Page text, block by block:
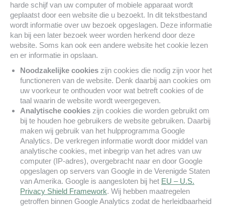
harde schijf van uw computer of mobiele apparaat wordt
geplaatst door een website die u bezoekt. In dit tekstbestand
wordt informatie over uw bezoek opgeslagen. Deze informatie
kan bij een later bezoek weer worden herkend door deze
website. Soms kan ook een andere website het cookie lezen
en er informatie in opslaan.
Noodzakelijke cookies zijn cookies die nodig zijn voor het
functioneren van de website. Denk daarbij aan cookies om
uw voorkeur te onthouden voor wat betreft cookies of de
taal waarin de website wordt weergegeven.
Analytische cookies zijn cookies die worden gebruikt om
bij te houden hoe gebruikers de website gebruiken. Daarbij
maken wij gebruik van het hulpprogramma Google
Analytics. De verkregen informatie wordt door middel van
analytische cookies, met inbegrip van het adres van uw
computer (IP-adres), overgebracht naar en door Google
opgeslagen op servers van Google in de Verenigde Staten
van Amerika. Google is aangesloten bij het EU – U.S.
Privacy Shield Framework. Wij hebben maatregelen
getroffen binnen Google Analytics zodat de herleidbaarheid